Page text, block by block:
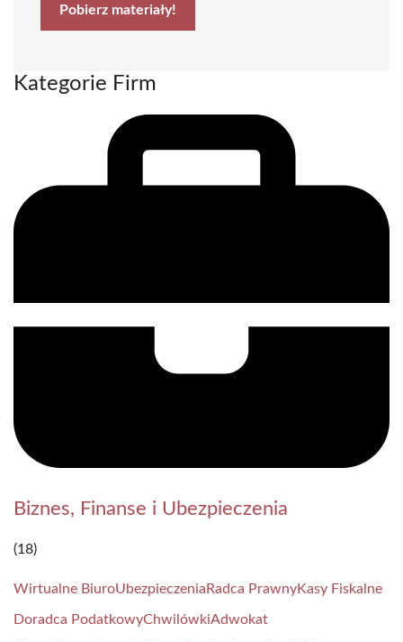
Pobierz materiały!
Kategorie Firm
Biznes, Finanse i Ubezpieczenia
(18)
Wirtualne BiuroUbezpieczenia Radca PrawnyKasy Fiskalne
Doradca PodatkowyChwilówkiAdwokat